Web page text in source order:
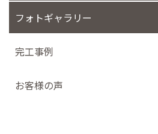
フォトギャラリー
完工事例
お客様の声